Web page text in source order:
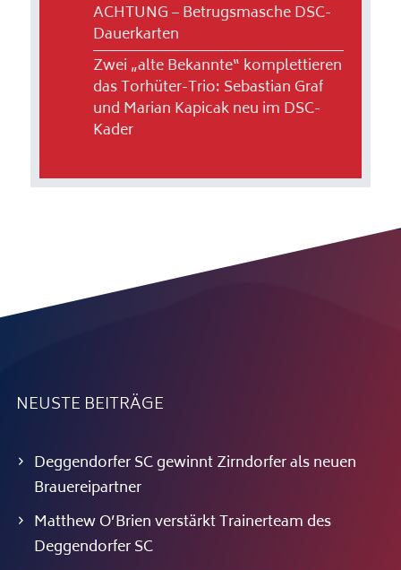
ACHTUNG – Betrugsmasche DSC-
Dauerkarten
Zwei „alte Bekannte“ komplettieren
das Torhüter-Trio: Sebastian Graf
und Marian Kapicak neu im DSC-
Kader
NEUSTE BEITRÄGE
Deggendorfer SC gewinnt Zirndorfer als neuen
Brauereipartner
Matthew O’Brien verstärkt Trainerteam des
Deggendorfer SC